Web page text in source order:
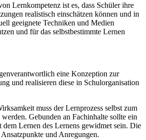
Lernkompetenz ist es, dass Schüler ihre
realistisch einschätzen können und in
geeignete Techniken und Medien
und für das selbstbestimmte Lernen
eine Konzeption zur
und realisieren diese in Schulorganisation
muss der Lernprozess selbst zum
Gebunden an Fachinhalte sollte ein
Lernen des Lernens gewidmet sein. Die
und Anregungen.